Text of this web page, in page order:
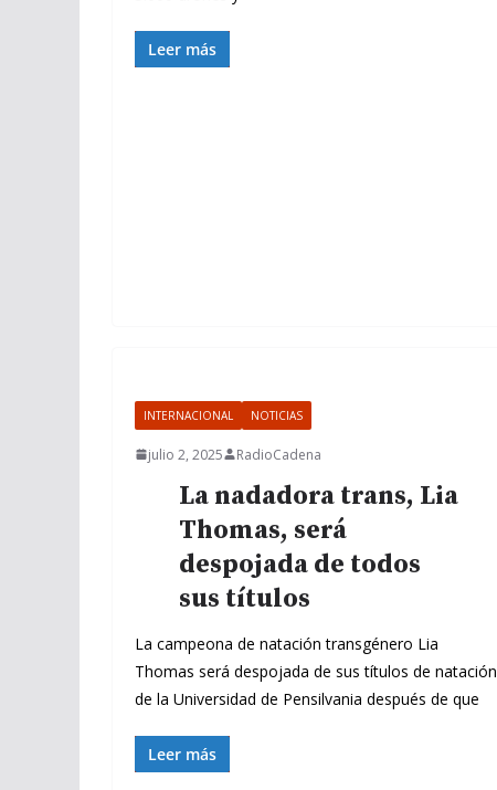
Leer más
INTERNACIONAL NOTICIAS
julio 2, 2025 RadioCadena
La nadadora trans, Lia
Thomas, será
despojada de todos
sus títulos
La campeona de natación transgénero Lia
Thomas será despojada de sus títulos de natación
de la Universidad de Pensilvania después de que
Leer más